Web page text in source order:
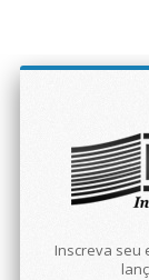
Inscreva seu